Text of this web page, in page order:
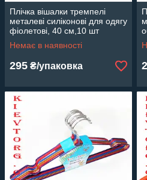
Плічка вішалки тремпелі
металеві силіконові для одягу
фіолетові, 40 см,10 шт
Немає в наявності
295 ₴/упаковка
шт